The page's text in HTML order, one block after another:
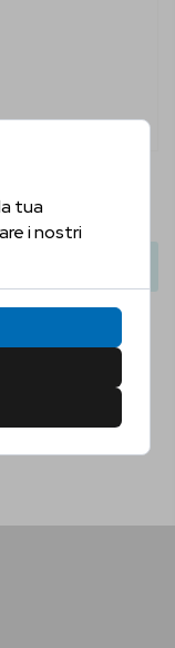
tua
i nostri
Confermo